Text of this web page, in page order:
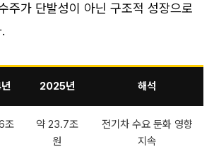
주가 단발성이 아닌 구조적 성장으로
2025년 해석
조
약 23.7조
원
전기차 수요 둔화 영향
지속